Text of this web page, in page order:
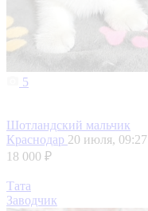
5
Шотландский мальчик
Краснодар 20 июля, 09:27
18 000 ₽
Тата
Заводчик